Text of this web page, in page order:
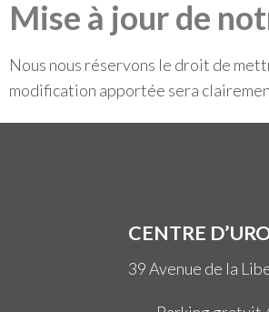
Mise à jour de
Nous nous réservons le droit de
modification apportée sera
CENTRE
39 Avenue de la